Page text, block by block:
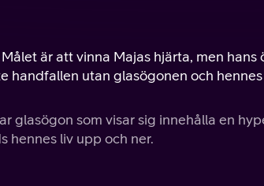
är att vinna Majas hjärta, men hans
handfallen utan glasögonen och
glasögon som visar sig innehålla en
hennes liv upp och ner.